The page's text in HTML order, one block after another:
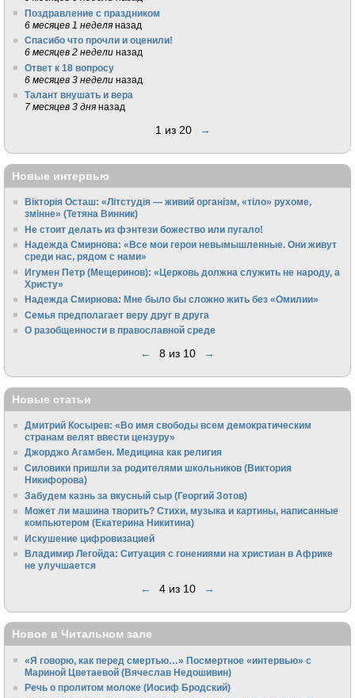
Поздравление с праздником
6 месяцев 1 неделя назад
Спасибо что прочли и оценили!
6 месяцев 2 недели назад
Ответ к 18 вопросу
6 месяцев 3 недели назад
Талант внушать и вера
7 месяцев 3 дня назад
1 из 20 →
Новые интервью
Вікторія Осташ: «Літстудія — живий організм, «тіло» рухоме,
змінне» (Тетяна Винник)
Не стоит делать из фэнтези божество или пугало!
Надежда Смирнова: «Все мои герои невымышленные. Они живут
среди нас, рядом с нами»
Игумен Петр (Мещеринов): «Церковь должна служить не народу, а
Христу»
Надежда Смирнова: Мне было бы сложно жить без «Омилии»
Семья предполагает веру друг в друга
О разобщенности в православной среде
← 8 из 10 →
Новые статьи
Дмитрий Косырев: «Во имя свободы всем демократическим
странам велят ввести цензуру»
Джорджо Агамбен. Медицина как религия
Силовики пришли за родителями школьников (Виктория
Никифорова)
Забудем казнь за вкусный сыр (Георгий Зотов)
Может ли машина творить? Стихи, музыка и картины, написанные
компьютером (Екатерина Никитина)
Искушение цифровизацией
Владимир Легойда: Ситуация с гонениями на христиан в Африке
не улучшается
← 4 из 10 →
Новое в Читальном зале
«Я говорю, как перед смертью…» Посмертное «интервью» с
Мариной Цветаевой (Вячеслав Недошивин)
Речь о пролитом молоке (Иосиф Бродский)